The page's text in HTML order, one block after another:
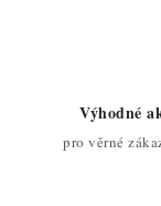
ZNAČKYVýhodné
pro věrné